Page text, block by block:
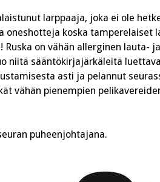
larppaaja, joka ei ole
oneshotteja koska tamperelaiset
Ruska on vähän allerginen lauta-
niitä sääntökirjajärkäleitä
asti ja pelannut
vähän pienempien
puheenjohtajana.